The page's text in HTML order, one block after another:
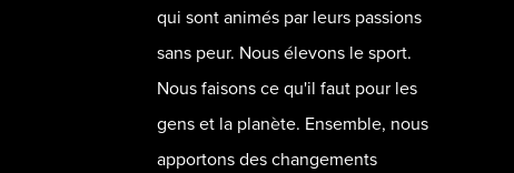
qui sont animés par leurs passions
sans peur. Nous élevons le sport.
Nous faisons ce qu'il faut pour les
gens et la planète. Ensemble, nous
apportons des changements